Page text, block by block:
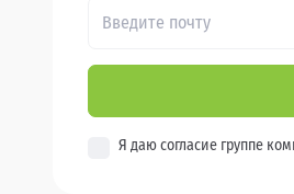
Я даю согласие группе